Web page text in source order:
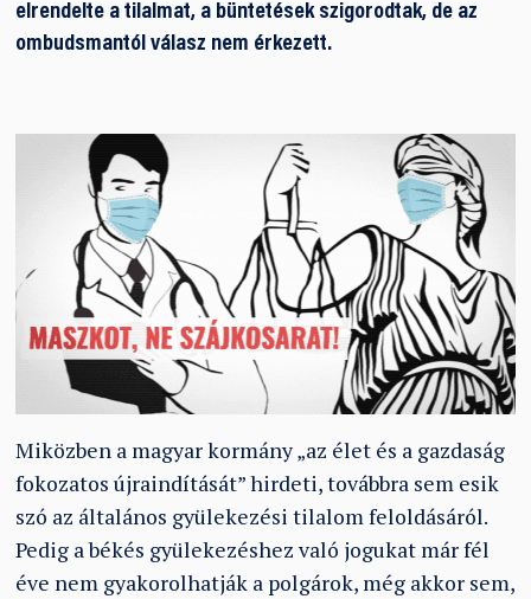
elrendelte a tilalmat, a büntetések szigorodtak, de az
ombudsmantól válasz nem érkezett.
Miközben a magyar kormány „az élet és a gazdaság
fokozatos újraindítását” hirdeti, továbbra sem esik
szó az általános gyülekezési tilalom feloldásáról.
Pedig a békés gyülekezéshez való jogukat már fél
éve nem gyakorolhatják a polgárok, még akkor sem,